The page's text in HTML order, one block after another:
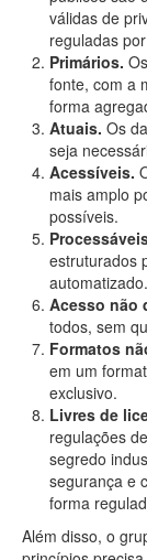
válidas de
reguladas
Primários.
fonte, com a
forma
Atuais. Os
seja
Acessíveis.
mais amplo
possíveis.
estruturados
automatizado.
Acesso não
todos, sem
Formatos
em um
exclusivo.
Livres de
regulações
segredo
segurança e
forma
Além disso, o